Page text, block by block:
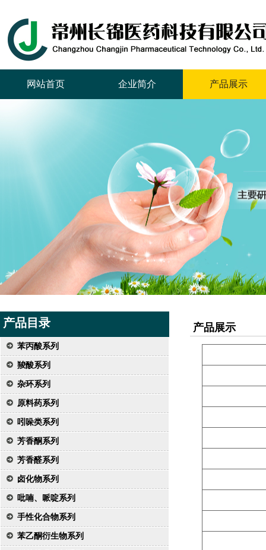
网站首页 企业简介 产品展示
产品目录
苯丙酸系列
羧酸系列
杂环系列
原料药系列
吲哚类系列
芳香酮系列
芳香醛系列
卤化物系列
吡喃、哌啶系列
手性化合物系列
苯乙酮衍生物系列
产品展示